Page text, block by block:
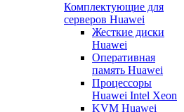
Комплектующие для
серверов Huawei
Жесткие диски
Huawei
Оперативная
память Huawei
Процессоры
Huawei Intel Xeon
KVM Huawei